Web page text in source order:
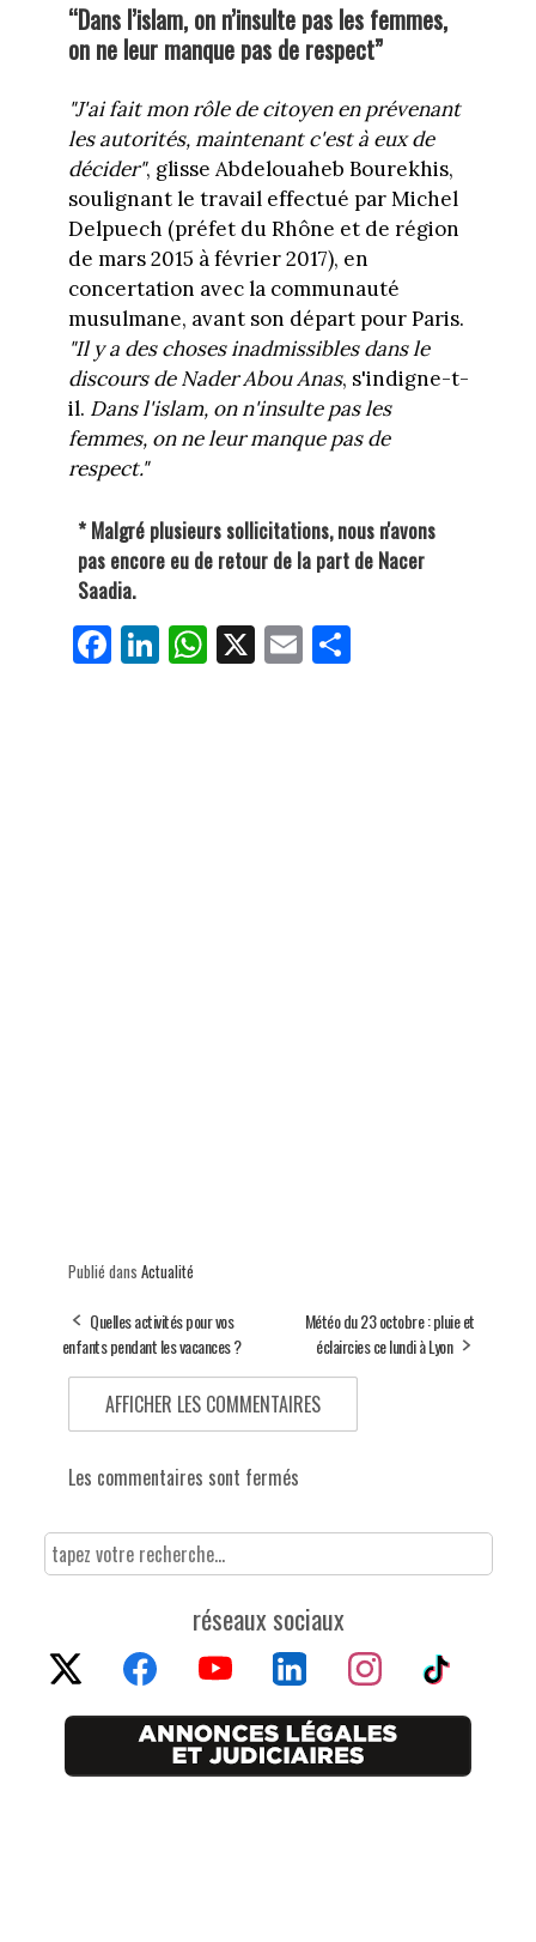
“Dans l’islam, on n’insulte pas les femmes,
on ne leur manque pas de respect”
"J'ai fait mon rôle de citoyen en prévenant
les autorités, maintenant c'est à eux de
décider", glisse Abdelouaheb Bourekhis,
soulignant le travail effectué par Michel
Delpuech (préfet du Rhône et de région
de mars 2015 à février 2017), en
concertation avec la communauté
musulmane, avant son départ pour Paris.
"Il y a des choses inadmissibles dans le
discours de Nader Abou Anas, s'indigne-t-
il. Dans l'islam, on n'insulte pas les
femmes, on ne leur manque pas de
respect."
* Malgré plusieurs sollicitations, nous n'avons
pas encore eu de retour de la part de Nacer
Saadia.
Fa
ce
Li
nk
W
ha
X E
m
Pa
rt
Publié dans Actualité
Quelles activités pour vos
enfants pendant les vacances ?
Météo du 23 octobre : pluie et
éclaircies ce lundi à Lyon
AFFICHER LES COMMENTAIRES
Les commentaires sont fermés
réseaux sociaux